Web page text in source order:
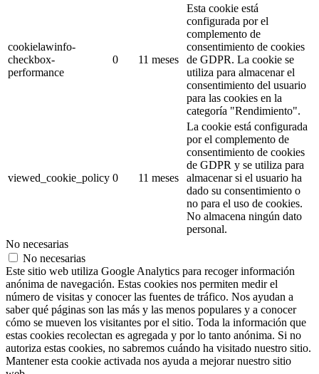
cookielawinfo-
checkbox-
performance
0 11 meses
Esta cookie está
configurada por el
complemento de
consentimiento de cookies
de GDPR. La cookie se
utiliza para almacenar el
consentimiento del usuario
para las cookies en la
categoría "Rendimiento".
viewed_cookie_policy 0 11 meses
La cookie está configurada
por el complemento de
consentimiento de cookies
de GDPR y se utiliza para
almacenar si el usuario ha
dado su consentimiento o
no para el uso de cookies.
No almacena ningún dato
personal.
No necesarias
No necesarias
Este sitio web utiliza Google Analytics para recoger información
anónima de navegación. Estas cookies nos permiten medir el
número de visitas y conocer las fuentes de tráfico. Nos ayudan a
saber qué páginas son las más y las menos populares y a conocer
cómo se mueven los visitantes por el sitio. Toda la información que
estas cookies recolectan es agregada y por lo tanto anónima. Si no
autoriza estas cookies, no sabremos cuándo ha visitado nuestro sitio.
Mantener esta cookie activada nos ayuda a mejorar nuestro sitio